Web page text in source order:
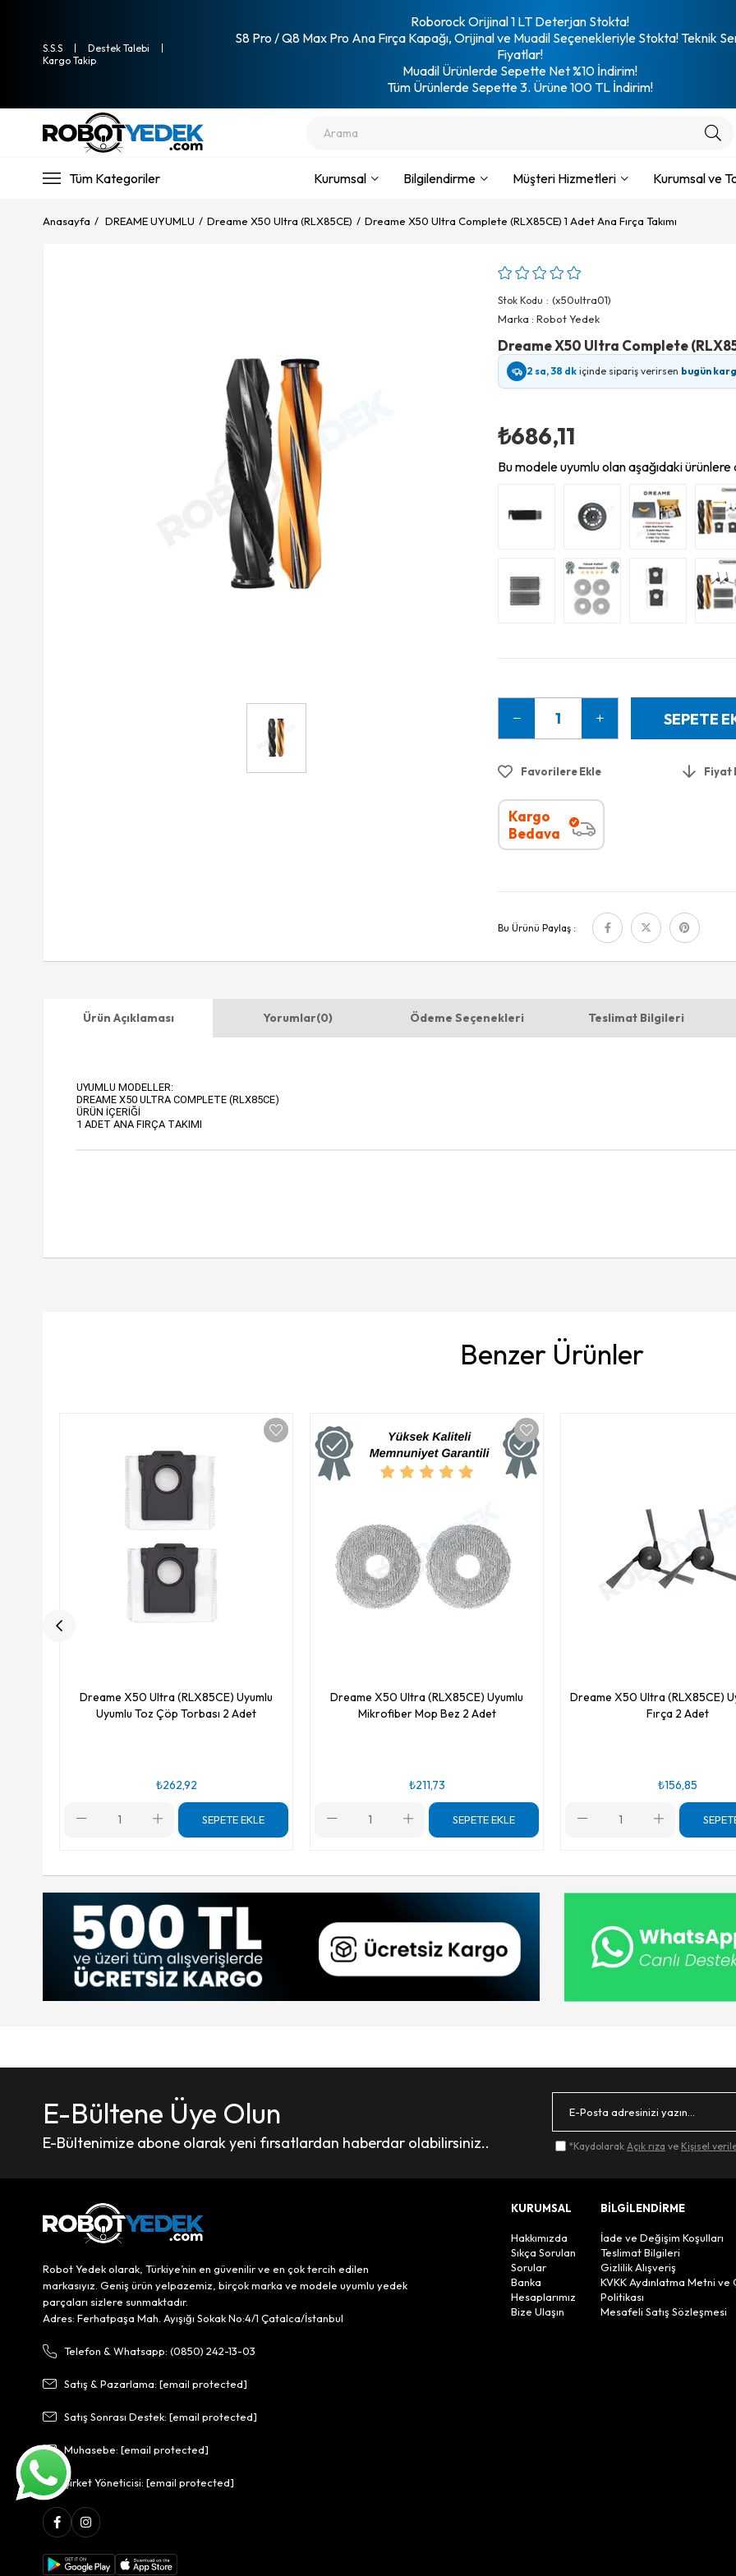
S.S.S
Destek Talebi
Kargo Takip
Roborock Orijinal 1 LT Deterjan Stokta!
S8 Pro / Q8 Max Pro Ana Fırça Kapağı, Orijinal ve Muadil Seçenekleriyle Stokta! Teknik
Fiyatlar!
Muadil Ürünlerde Sepette Net %10 İndirim!
Tüm Ürünlerde Sepette 3. Ürüne 100 TL İndirim!
Tüm Kategoriler Kurumsal Bilgilendirme Müşteri Hizmetleri Kurumsal ve
Anasayfa DREAME UYUMLU Dreame X50 Ultra (RLX85CE) Dreame X50 Ultra Complete (RLX85CE) 1 Adet Ana Fırça Takımı
Stok Kodu
(x50ultra01)
Marka : Robot Yedek
Dreame X50 Ultra Complete
2 sa, 38 dk içinde sipariş verirsen bugün
₺686,11
Bu modele uyumlu olan aşağıdaki
Favorilere Ekle Fiyat
Kargo
Bedava
Bu Ürünü Paylaş :
Ürün Açıklaması Yorumlar(0) Ödeme Seçenekleri Teslimat Bilgileri
UYUMLU MODELLER:
DREAME X50 ULTRA COMPLETE (RLX85CE)
ÜRÜN İÇERİĞİ
1 ADET ANA FIRÇA TAKIMI
Benzer Ürünler
Dreame X50 Ultra (RLX85CE) Uyumlu
Uyumlu Toz Çöp Torbası 2 Adet
₺262,92
SEPETE EKLE
Dreame X50 Ultra (RLX85CE) Uyumlu
Mikrofiber Mop Bez 2 Adet
₺211,73
SEPETE EKLE
Dreame X50 Ultra (RLX85CE)
Fırça 2 Adet
₺156,85
E-Bültene Üye Olun
E-Bültenimize abone olarak yeni fırsatlardan haberdar olabilirsiniz.. *Kaydolarak Açık rıza ve Kişisel
Robot Yedek olarak, Türkiye’nin en güvenilir ve en çok tercih edilen
markasıyız. Geniş ürün yelpazemiz, birçok marka ve modele uyumlu yedek
parçaları sizlere sunmaktadır.
Adres: Ferhatpaşa Mah. Ayışığı Sokak No:4/1 Çatalca/İstanbul
Telefon & Whatsapp: (0850) 242-13-03
Satış & Pazarlama: [email protected]
Satış Sonrası Destek: [email protected]
Muhasebe: [email protected]
Şirket Yöneticisi: [email protected]
KURUMSAL
Hakkımızda
Sıkça Sorulan
Sorular
Banka
Hesaplarımız
Bize Ulaşın
BİLGİLENDİRME
İade ve Değişim Koşulları
Teslimat Bilgileri
Gizlilik Alışveriş
KVKK Aydınlatma Metni ve
Politikası
Mesafeli Satış Sözleşmesi